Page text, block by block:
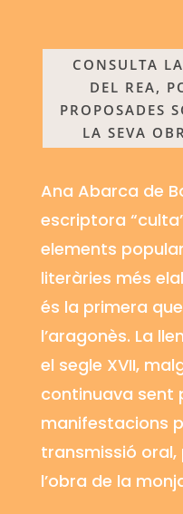
CONSULTA
DEL REA,
PROPOSADES
LA SEVA
Ana Abarca de
escriptora
elements
literàries més
és la primera
l’aragonès. La
el segle XVII,
continuava sent
manifestacions
transmissió oral,
l’obra de la